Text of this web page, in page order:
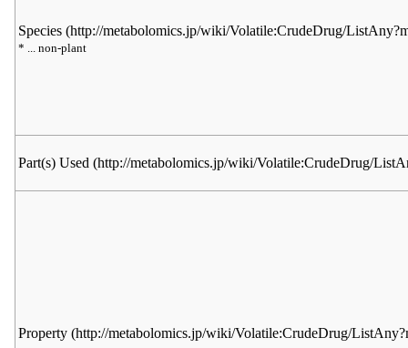
Species
* ... non-plant
Part(s) Used
Property